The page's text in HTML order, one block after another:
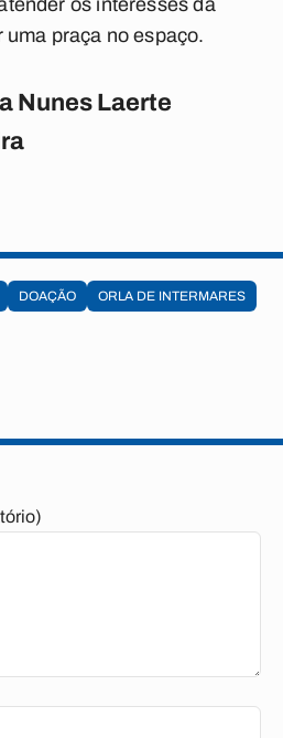
os interesses da
praça no espaço.
Nunes Laerte
DOAÇÃO
ORLA DE INTERMARES